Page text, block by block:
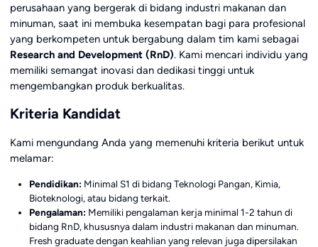
perusahaan yang bergerak di bidang industri makanan dan
minuman, saat ini membuka kesempatan bagi para profesional
yang berkompeten untuk bergabung dalam tim kami sebagai
Research and Development (RnD). Kami mencari individu yang
memiliki semangat inovasi dan dedikasi tinggi untuk
mengembangkan produk berkualitas.
Kriteria Kandidat
Kami mengundang Anda yang memenuhi kriteria berikut untuk
melamar:
Pendidikan: Minimal S1 di bidang Teknologi Pangan, Kimia,
Bioteknologi, atau bidang terkait.
Pengalaman: Memiliki pengalaman kerja minimal 1-2 tahun di
bidang RnD, khususnya dalam industri makanan dan minuman.
Fresh graduate dengan keahlian yang relevan juga dipersilakan